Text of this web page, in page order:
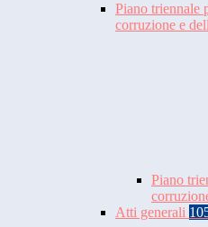
Piano triennale
corruzione e
Piano
Atti generali